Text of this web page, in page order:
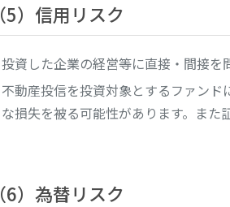
（5）信用リスク
投資した企業の経営等に直接・間接を
不動産投信を投資対象とするファン
な損失を被る可能性があります。また
（6）為替リスク